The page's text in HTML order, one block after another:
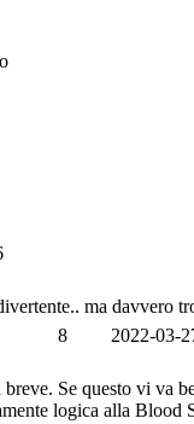
ma davvero
8
2022-03-
Se questo vi va
logica alla Blood